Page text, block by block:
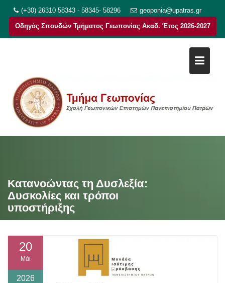
στο
περιεχόμενο
(+30) 26310 58343 - 58345- 58296 geoponia@upatras.gr
Οδηγός Σπουδών Τμήματος Γεωπονίας Ακαδ. Έτος 2026-2027
Κατανοώντας τη Δυσλεξία:
Δυσκολίες και τρόποι
υποστήριξης
20
Μάι
2026